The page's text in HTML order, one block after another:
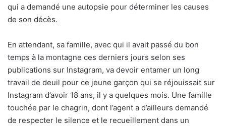
qui a demandé une autopsie pour déterminer les causes
de son décès.
En attendant, sa famille, avec qui il avait passé du bon
temps à la montagne ces derniers jours selon ses
publications sur Instagram, va devoir entamer un long
travail de deuil pour ce jeune garçon qui se réjouissait sur
Instagram d’avoir 18 ans, il y a quelques mois. Une famille
touchée par le chagrin, dont l’agent a d’ailleurs demandé
de respecter le silence et le recueillement dans un